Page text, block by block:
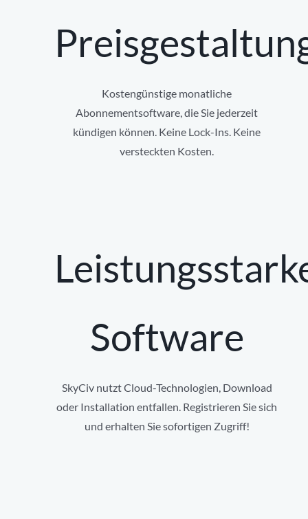
Kostengünstige monatliche
Abonnementsoftware, die Sie jederzeit
kündigen können. Keine Lock-Ins. Keine
versteckten Kosten.
Software
SkyCiv nutzt Cloud-Technologien, Download
oder Installation entfallen. Registrieren Sie sich
und erhalten Sie sofortigen Zugriff!